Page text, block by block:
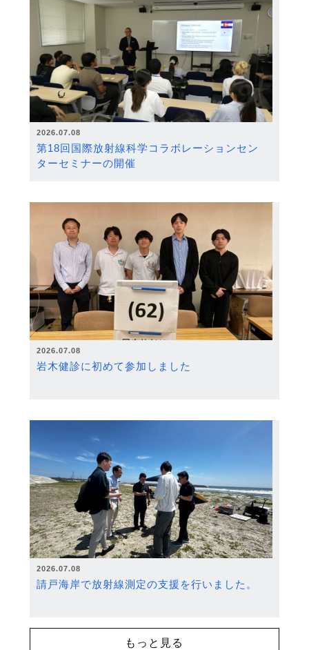
2026.07.08
第18回国際放射線科学コラボレーションセン
ターセミナーの開催
2026.07.08
岩木健診に初めて参加しました
2026.07.08
請戸海岸で放射線測定の支援を行いました。
もっと見る